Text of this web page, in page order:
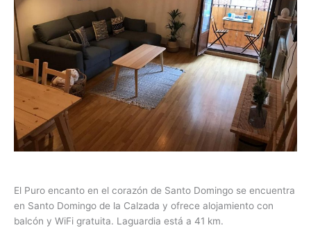
El Puro encanto en el corazón de Santo Domingo se encuentra
en Santo Domingo de la Calzada y ofrece alojamiento con
balcón y WiFi gratuita. Laguardia está a 41 km.